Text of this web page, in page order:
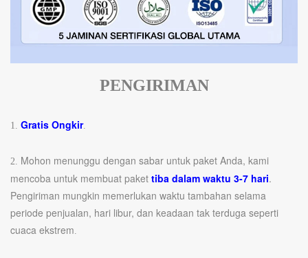
PENGIRIMAN
1. Gratis Ongkir.
2. Mohon menunggu dengan sabar untuk paket Anda, kami
mencoba untuk membuat paket tiba dalam waktu 3-7 hari.
Pengiriman mungkin memerlukan waktu tambahan selama
periode penjualan, hari libur, dan keadaan tak terduga seperti
cuaca ekstrem.